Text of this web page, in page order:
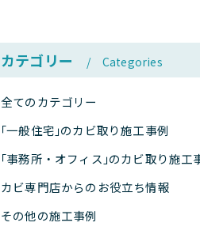
カテゴリー Categories
全てのカテゴリー
｢一般住宅｣のカビ取り施工事例
｢事務所・オフィス｣のカビ取り施工
カビ専門店からのお役立ち情報
その他の施工事例